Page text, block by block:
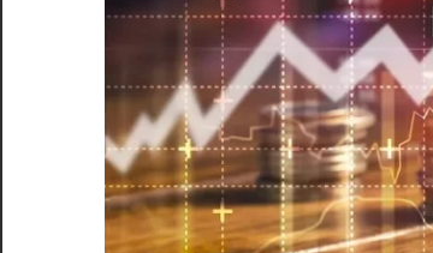
veio
lugar
certo!